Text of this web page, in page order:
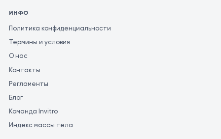
ИНФО
Политика конфиденциальности
Термины и условия
О нас
Контакты
Регламенты
Блог
Команда Invitro
Индекс массы тела